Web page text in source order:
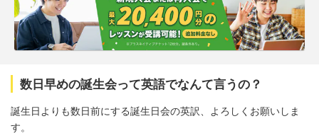
数日早めの誕生会って英語でなんて言うの？
誕生日よりも数日前にする誕生日会の英訳、よろしくお願いしま
す。